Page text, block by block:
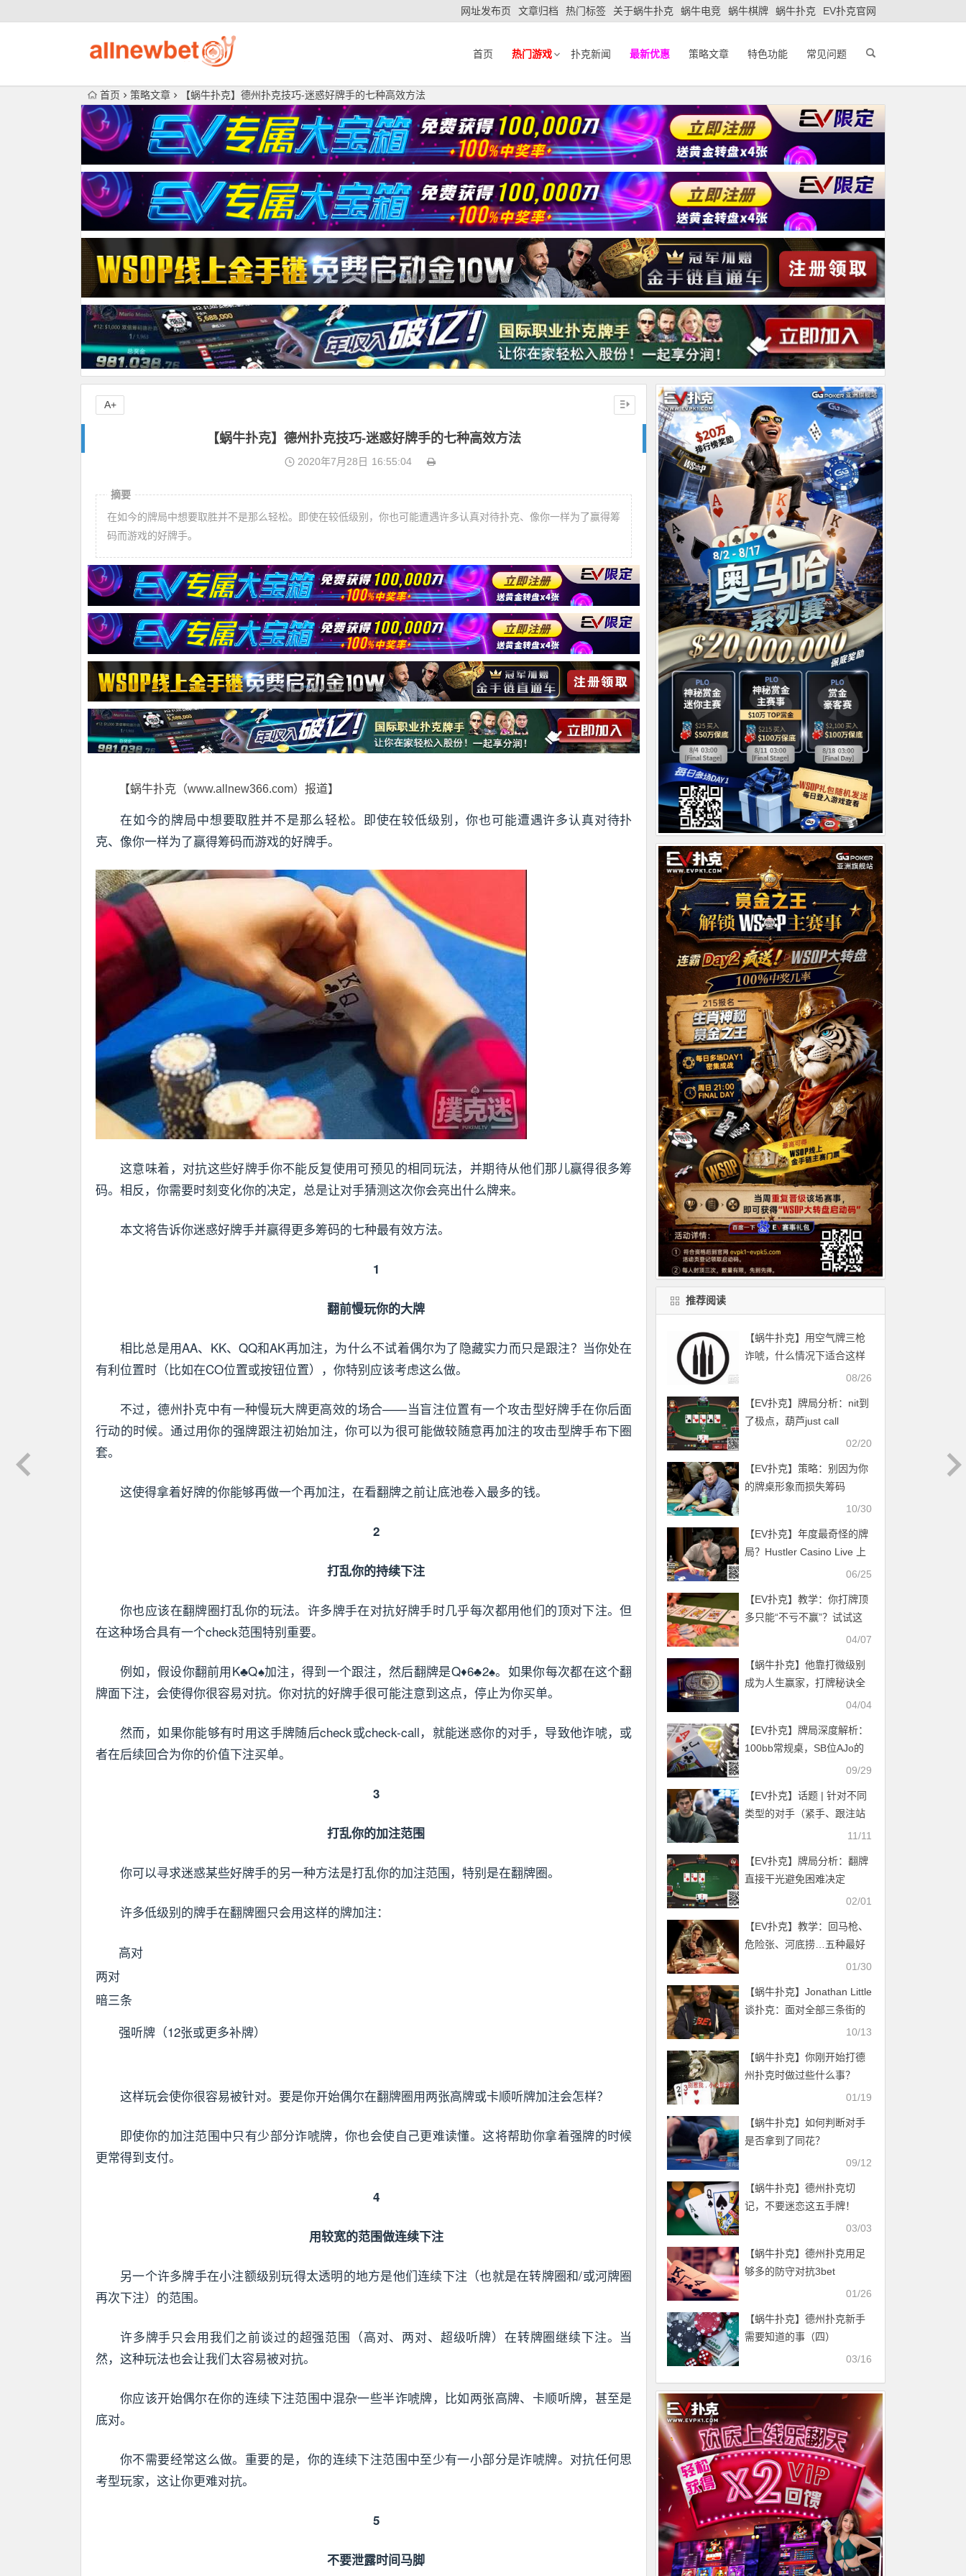
网址发布页 文章归档 热门标签 关于蜗牛扑克 蜗牛电竞 蜗牛棋牌 蜗牛扑克 EV扑克官网
首页 热门游戏 扑克新闻 最新优惠 策略文章 特色功能 常见问题
首页 策略文章 【蜗牛扑克】德州扑克技巧-迷惑好牌手的七种高效方法
【蜗牛扑克】德州扑克技巧-迷惑好牌手的七种高效方法
2020年7月28日 16:55:04
摘要
在如今的牌局中想要取胜并不是那么轻松。即使在较低级别，你也可能遭遇许多认真对待扑克、像你一样为了赢得筹
码而游戏的好牌手。
【蜗牛扑克（www.allnew366.com）报道】
在如今的牌局中想要取胜并不是那么轻松。即使在较低级别，你也可能遭遇许多认真对待扑
克、像你一样为了赢得筹码而游戏的好牌手。
这意味着，对抗这些好牌手你不能反复使用可预见的相同玩法，并期待从他们那儿赢得很多筹
码。相反，你需要时刻变化你的决定，总是让对手猜测这次你会亮出什么牌来。
本文将告诉你迷惑好牌手并赢得更多筹码的七种最有效方法。
1
翻前慢玩你的大牌
相比总是用AA、KK、QQ和AK再加注，为什么不试着偶尔为了隐藏实力而只是跟注？当你处在
有利位置时（比如在CO位置或按钮位置），你特别应该考虑这么做。
不过，德州扑克中有一种慢玩大牌更高效的场合——当盲注位置有一个攻击型好牌手在你后面
行动的时候。通过用你的强牌跟注初始加注，你可以为很可能做较随意再加注的攻击型牌手布下圈
套。
这使得拿着好牌的你能够再做一个再加注，在看翻牌之前让底池卷入最多的钱。
2
打乱你的持续下注
你也应该在翻牌圈打乱你的玩法。许多牌手在对抗好牌手时几乎每次都用他们的顶对下注。但
在这种场合具有一个check范围特别重要。
例如，假设你翻前用K♣Q♠加注，得到一个跟注，然后翻牌是Q♦6♣2♠。如果你每次都在这个翻
牌面下注，会使得你很容易对抗。你对抗的好牌手很可能注意到这点，停止为你买单。
然而，如果你能够有时用这手牌随后check或check-call，就能迷惑你的对手，导致他诈唬，或
者在后续回合为你的价值下注买单。
3
打乱你的加注范围
你可以寻求迷惑某些好牌手的另一种方法是打乱你的加注范围，特别是在翻牌圈。
许多低级别的牌手在翻牌圈只会用这样的牌加注：
高对
两对
暗三条
强听牌（12张或更多补牌）
这样玩会使你很容易被针对。要是你开始偶尔在翻牌圈用两张高牌或卡顺听牌加注会怎样？
即使你的加注范围中只有少部分诈唬牌，你也会使自己更难读懂。这将帮助你拿着强牌的时候
更常得到支付。
4
用较宽的范围做连续下注
另一个许多牌手在小注额级别玩得太透明的地方是他们连续下注（也就是在转牌圈和/或河牌圈
再次下注）的范围。
许多牌手只会用我们之前谈过的超强范围（高对、两对、超级听牌）在转牌圈继续下注。当
然，这种玩法也会让我们太容易被对抗。
你应该开始偶尔在你的连续下注范围中混杂一些半诈唬牌，比如两张高牌、卡顺听牌，甚至是
底对。
你不需要经常这么做。重要的是，你的连续下注范围中至少有一小部分是诈唬牌。对抗任何思
考型玩家，这让你更难对抗。
5
不要泄露时间马脚
A+
推荐阅读
【蜗牛扑克】用空气牌三枪
诈唬，什么情况下适合这样
08/26
【EV扑克】牌局分析：nit到
了极点，葫芦just call
02/20
【EV扑克】策略：别因为你
的牌桌形象而损失筹码
10/30
【EV扑克】年度最奇怪的牌
局？Hustler Casino Live 上
06/25
【EV扑克】教学：你打牌顶
多只能“不亏不赢”？试试这
04/07
【蜗牛扑克】他靠打微级别
成为人生赢家，打牌秘诀全
公开，每条街照做你也能04/04
【EV扑克】牌局深度解析：
100bb常规桌，SB位AJo的
3-bet底池GTO打法详解09/29
【EV扑克】话题 | 针对不同
类型的对手（紧手、跟注站
和疯子）来优化你的策略11/11
【EV扑克】牌局分析：翻牌
直接干光避免困难决定
02/01
【EV扑克】教学：回马枪、
危险张、河底捞…五种最好
01/30
【蜗牛扑克】Jonathan Little
谈扑克：面对全部三条街的
10/13
【蜗牛扑克】你刚开始打德
州扑克时做过些什么事？
01/19
【蜗牛扑克】如何判断对手
是否拿到了同花？
09/12
【蜗牛扑克】德州扑克切
记，不要迷恋这五手牌！
03/03
【蜗牛扑克】德州扑克用足
够多的防守对抗3bet
01/26
【蜗牛扑克】德州扑克新手
需要知道的事（四）
03/16